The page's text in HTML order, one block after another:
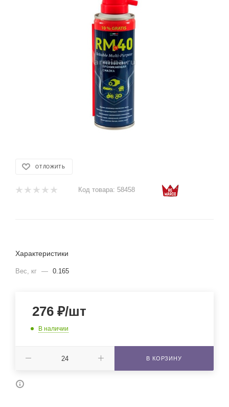
ОТЛОЖИТЬ
Код товара: 58458
Характеристики
Вес, кг — 0.165
276 ₽/шт
В наличии
В КОРЗИНУ